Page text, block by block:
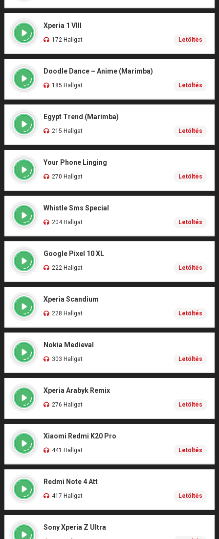
Xperia 1 VIII
172 Hallgat Letöltés
Doodle Dance – Anime (Marimba)
185 Hallgat Letöltés
Egypt Trend (Marimba)
215 Hallgat Letöltés
Your Phone Linging
270 Hallgat Letöltés
Whistle Sms Special
204 Hallgat Letöltés
Google Pixel 10 XL
222 Hallgat Letöltés
Xperia Scandium
228 Hallgat Letöltés
Nokia Medieval
303 Hallgat Letöltés
Xperia Arabyk Remix
276 Hallgat Letöltés
Xiaomi Redmi K20 Pro
441 Hallgat Letöltés
Redmi Note 4 Att
417 Hallgat Letöltés
Sony Xperia Z Ultra